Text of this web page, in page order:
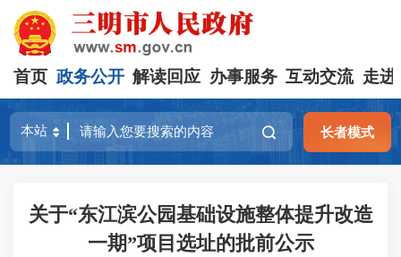
首页 政务公开 解读回应 办事服务 互动交流 走进
长者模式
关于“东江滨公园基础设施整体提升改造
一期”项目选址的批前公示